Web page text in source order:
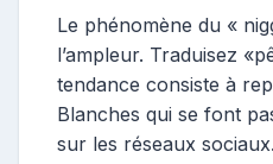
Le phénomène du «
l’ampleur. Traduisez
tendance consiste à
Blanches qui se font
sur les réseaux sociaux.